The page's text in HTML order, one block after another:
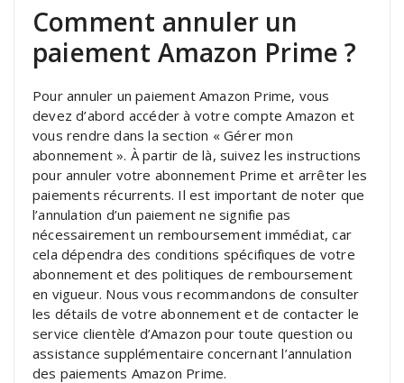
Comment annuler un
paiement Amazon Prime ?
Pour annuler un paiement Amazon Prime, vous
devez d’abord accéder à votre compte Amazon et
vous rendre dans la section « Gérer mon
abonnement ». À partir de là, suivez les instructions
pour annuler votre abonnement Prime et arrêter les
paiements récurrents. Il est important de noter que
l’annulation d’un paiement ne signifie pas
nécessairement un remboursement immédiat, car
cela dépendra des conditions spécifiques de votre
abonnement et des politiques de remboursement
en vigueur. Nous vous recommandons de consulter
les détails de votre abonnement et de contacter le
service clientèle d’Amazon pour toute question ou
assistance supplémentaire concernant l’annulation
des paiements Amazon Prime.